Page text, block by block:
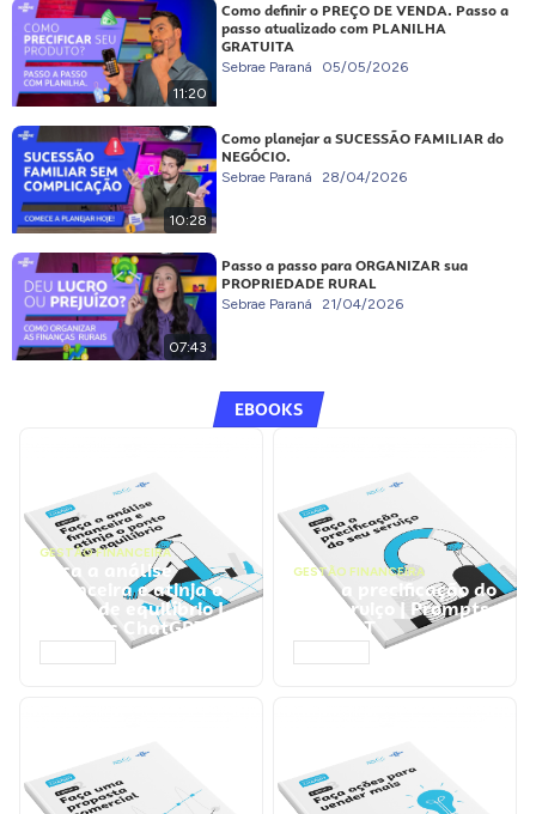
11:20
Como definir o PREÇO DE VENDA. Passo a
passo atualizado com PLANILHA
GRATUITA
Sebrae Paraná 05/05/2026
10:28
Como planejar a SUCESSÃO FAMILIAR do
NEGÓCIO.
Sebrae Paraná 28/04/2026
07:43
Passo a passo para ORGANIZAR sua
PROPRIEDADE RURAL
Sebrae Paraná 21/04/2026
EBOOKS
GESTÃO FINANCEIRA
Faça a análise
financeira e atinja o
ponto de equilíbrio |
Prompts ChatGPT
GESTÃO FINANCEIRA
Faça a precificação do
seu serviço | Prompts
ChatGPT